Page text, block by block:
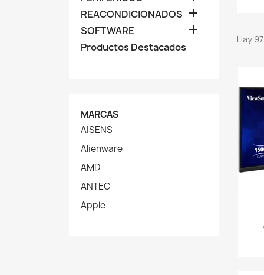
REACONDICIONADOS 
SOFTWARE 
Productos Destacados
MARCAS
AISENS
Alienware
AMD
ANTEC
Apple
Hay